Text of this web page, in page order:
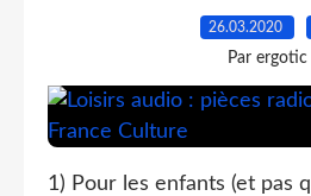
26.03.2020
Par ergotic
1) Pour les enfants (et pas